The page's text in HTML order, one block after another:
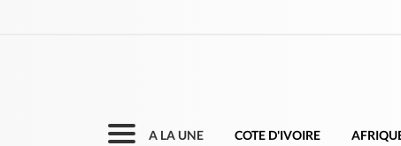
A LA UNE COTE D'IVOIRE